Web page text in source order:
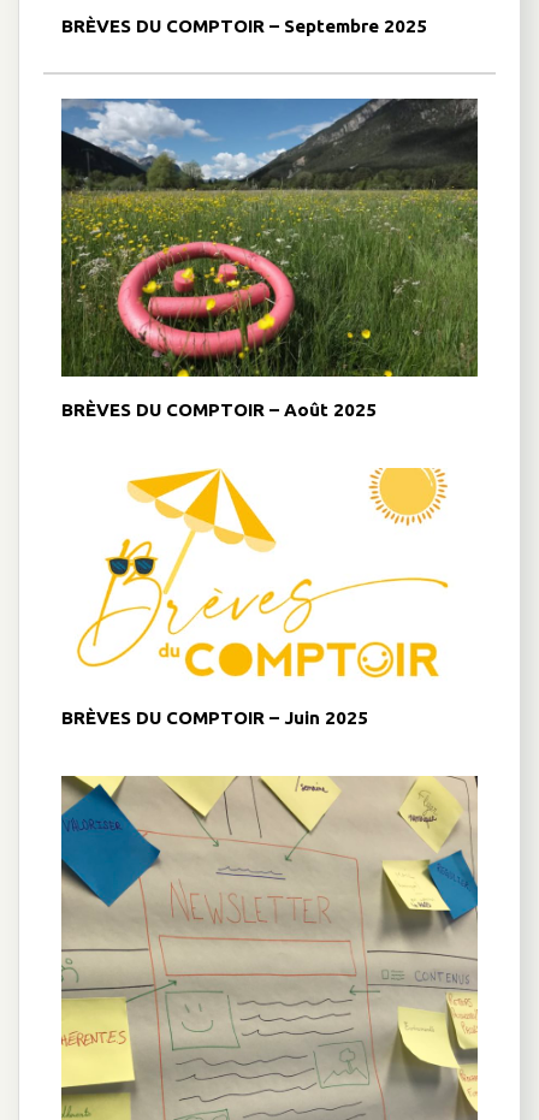
BRÈVES DU COMPTOIR – Septembre 2025
BRÈVES DU COMPTOIR – Août 2025
BRÈVES DU COMPTOIR – Juin 2025